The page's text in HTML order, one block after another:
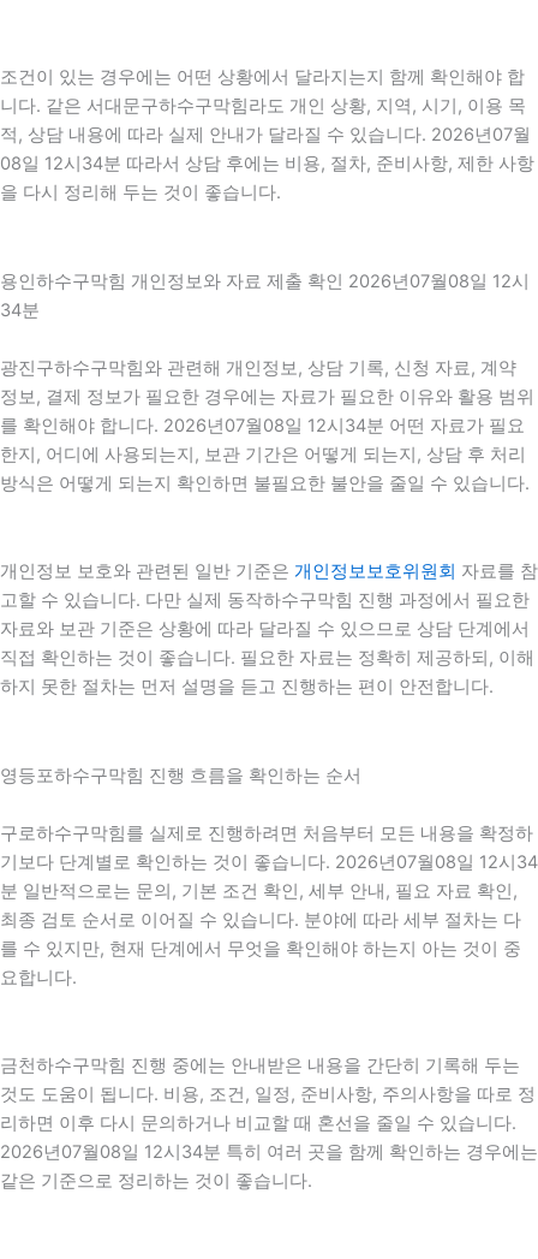
조건이 있는 경우에는 어떤 상황에서 달라지는지 함께 확인해야 합
니다. 같은 서대문구하수구막힘라도 개인 상황, 지역, 시기, 이용 목
적, 상담 내용에 따라 실제 안내가 달라질 수 있습니다. 2026년07월
08일 12시34분 따라서 상담 후에는 비용, 절차, 준비사항, 제한 사항
을 다시 정리해 두는 것이 좋습니다.
용인하수구막힘 개인정보와 자료 제출 확인 2026년07월08일 12시
34분
광진구하수구막힘와 관련해 개인정보, 상담 기록, 신청 자료, 계약
정보, 결제 정보가 필요한 경우에는 자료가 필요한 이유와 활용 범위
를 확인해야 합니다. 2026년07월08일 12시34분 어떤 자료가 필요
한지, 어디에 사용되는지, 보관 기간은 어떻게 되는지, 상담 후 처리
방식은 어떻게 되는지 확인하면 불필요한 불안을 줄일 수 있습니다.
개인정보 보호와 관련된 일반 기준은 개인정보보호위원회 자료를 참
고할 수 있습니다. 다만 실제 동작하수구막힘 진행 과정에서 필요한
자료와 보관 기준은 상황에 따라 달라질 수 있으므로 상담 단계에서
직접 확인하는 것이 좋습니다. 필요한 자료는 정확히 제공하되, 이해
하지 못한 절차는 먼저 설명을 듣고 진행하는 편이 안전합니다.
영등포하수구막힘 진행 흐름을 확인하는 순서
구로하수구막힘를 실제로 진행하려면 처음부터 모든 내용을 확정하
기보다 단계별로 확인하는 것이 좋습니다. 2026년07월08일 12시34
분 일반적으로는 문의, 기본 조건 확인, 세부 안내, 필요 자료 확인,
최종 검토 순서로 이어질 수 있습니다. 분야에 따라 세부 절차는 다
를 수 있지만, 현재 단계에서 무엇을 확인해야 하는지 아는 것이 중
요합니다.
금천하수구막힘 진행 중에는 안내받은 내용을 간단히 기록해 두는
것도 도움이 됩니다. 비용, 조건, 일정, 준비사항, 주의사항을 따로 정
리하면 이후 다시 문의하거나 비교할 때 혼선을 줄일 수 있습니다.
2026년07월08일 12시34분 특히 여러 곳을 함께 확인하는 경우에는
같은 기준으로 정리하는 것이 좋습니다.